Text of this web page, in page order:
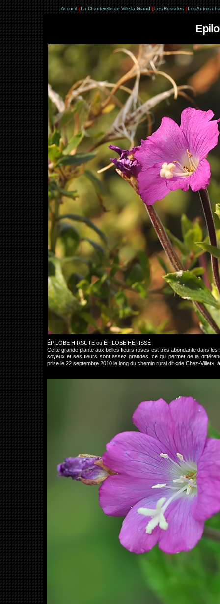
Accueil | La Chanterelle de Ville-la-Grand | Les Russules | Les Autres
ÉPILOBE HIRSUTE ou ÉPILOBE HÉRISSÉ
Cette grande plante aux belles fleurs roses est très abondante dans
soyeux et ses fleurs sont assez grandes, ce qui permet de la
prise le 22 septembre 2010 le long du chemin rural dit «de Chez-